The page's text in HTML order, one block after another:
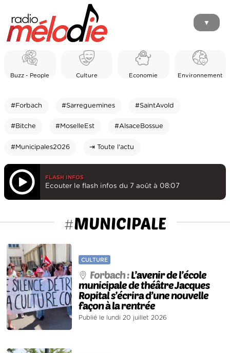
▼
Buzz - People Culture Economie Environnement
#Forbach #Sarreguemines #SaintAvold
#Bitche #MoselleEst #AlsaceBossue
#Municipales2026 ⇥ Toute l'actu
FLASH INFOS
Ecouter le flash infos du 7 août à 08:07
#MUNICIPALE
CULTURE
Forbach :L’avenir de l’école
municipale de théâtre Jacques
Ropital s’écrira d’une nouvelle
façon à la rentrée
Publié le lundi 20 juillet 2026